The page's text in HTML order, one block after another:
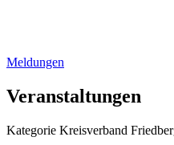
Meldungen
Veranstaltungen
Kategorie Kreisverband